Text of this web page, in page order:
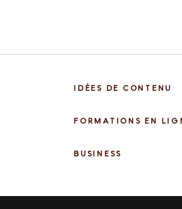
IDÉES DE CONTENU
FORMATIONS EN
BUSINESS